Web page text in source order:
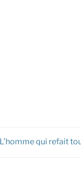
L’homme qui refait